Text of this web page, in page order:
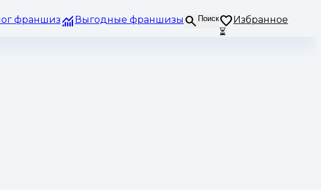
франшиз Выгодные франшизы Поиск
Избранное
⏳